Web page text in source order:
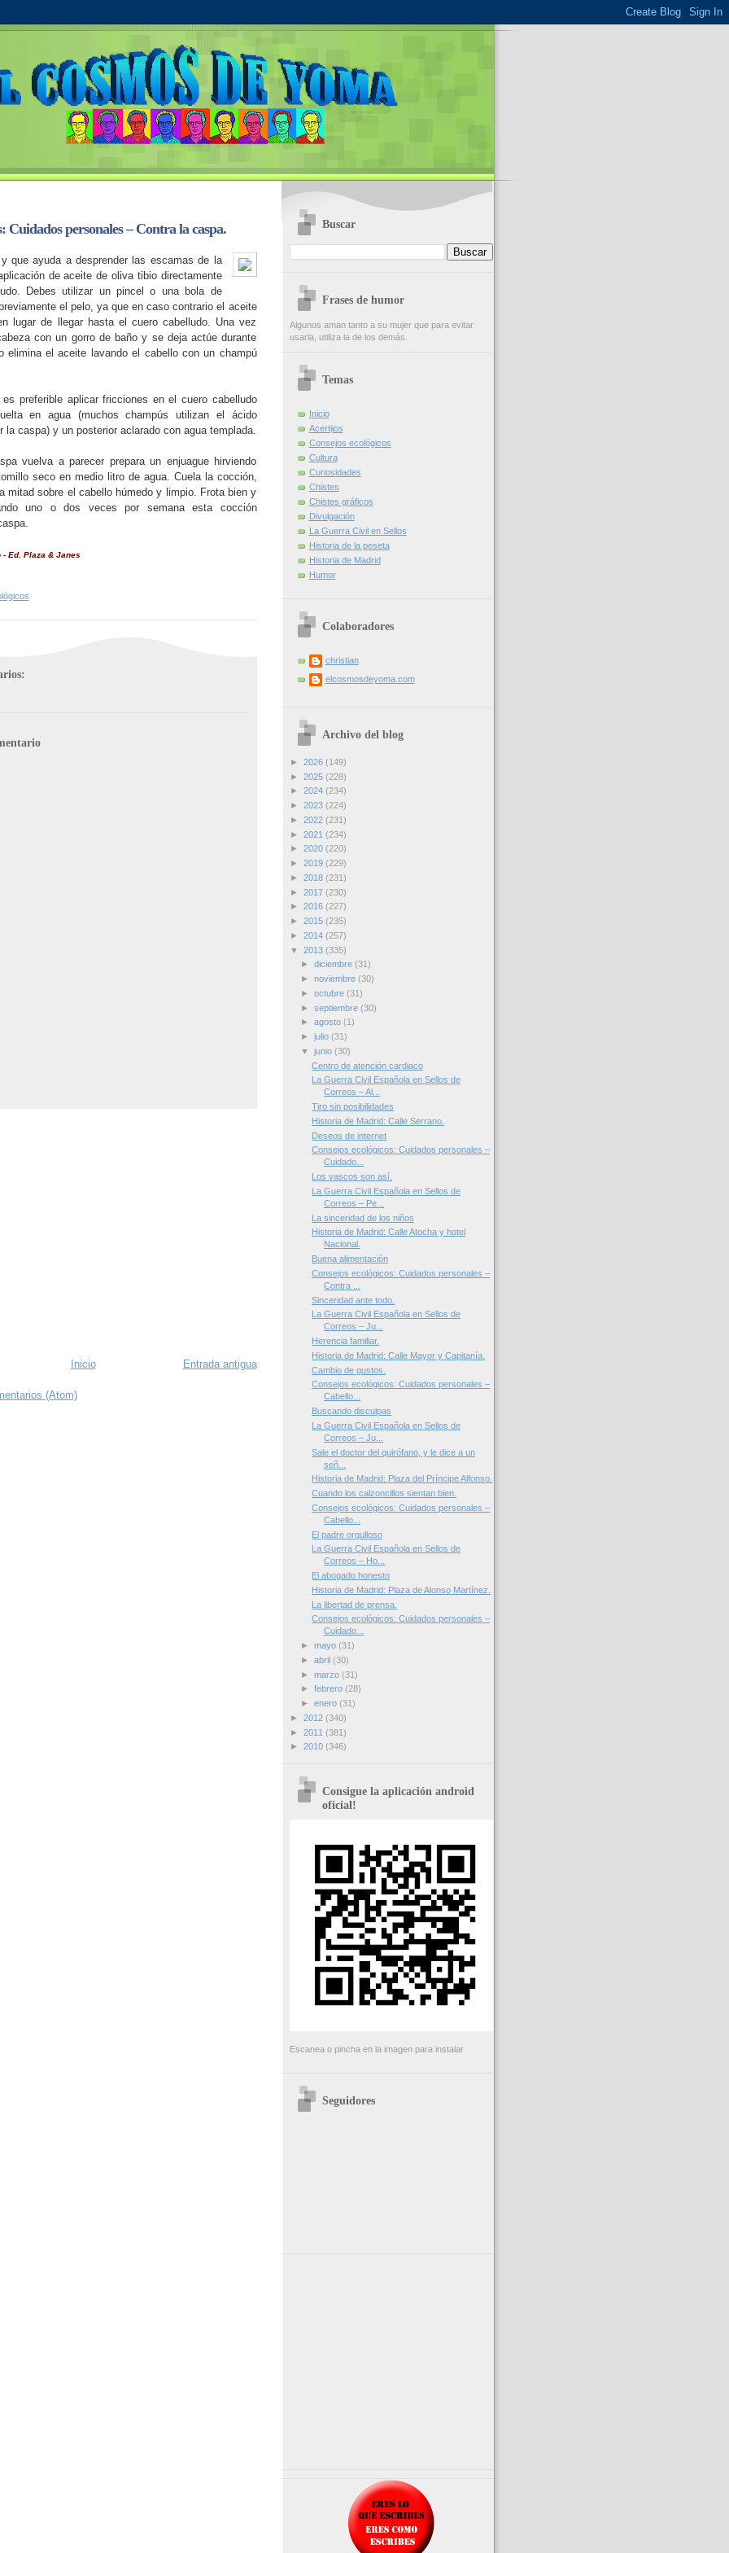
Cuidados personales – Contra la caspa.
que ayuda a desprender las escamas de la
de aceite de oliva tibio directamente
Debes utilizar un pincel o una bola de
el pelo, ya que en caso contrario el aceite
lugar de llegar hasta el cuero cabelludo. Una vez
con un gorro de baño y se deja actúe durante
elimina el aceite lavando el cabello con un champú
es preferible aplicar fricciones en el cuero cabelludo
en agua (muchos champús utilizan el ácido
caspa) y un posterior aclarado con agua templada.
vuelva a parecer prepara un enjuague hirviendo
seco en medio litro de agua. Cuela la cocción,
mitad sobre el cabello húmedo y limpio. Frota bien y
uno o dos veces por semana esta cocción
Ed. Plaza & Janes
Entrada antigua
Inicio
(Atom)
Buscar
Frases de humor
Algunos aman tanto a su mujer que para evitar
usarla, utiliza la de los demás.
Temas
Inicio
Acertijos
Consejos ecológicos
Cultura
Curiosidades
Chistes
Chistes gráficos
Divulgación
La Guerra Civil en Sellos
Historia de la peseta
Historia de Madrid
Humor
Colaboradores
christian
elcosmosdeyoma.com
Archivo del blog
► 2026 (149)
► 2025 (228)
► 2024 (234)
► 2023 (224)
► 2022 (231)
► 2021 (234)
► 2020 (220)
► 2019 (229)
► 2018 (231)
► 2017 (230)
► 2016 (227)
► 2015 (235)
► 2014 (257)
▼ 2013 (335)
► diciembre (31)
► noviembre (30)
► octubre (31)
► septiembre (30)
► agosto (1)
► julio (31)
▼ junio (30)
Centro de atención cardiaco
La Guerra Civil Española en Sellos de
Correos – Al...
Tiro sin posibilidades
Historia de Madrid: Calle Serrano.
Deseos de internet
Consejos ecológicos: Cuidados personales –
Cuidado...
Los vascos son así.
La Guerra Civil Española en Sellos de
Correos – Pe...
La sinceridad de los niños
Historia de Madrid: Calle Atocha y hotel
Nacional.
Buena alimentación
Consejos ecológicos: Cuidados personales –
Contra ...
Sinceridad ante todo.
La Guerra Civil Española en Sellos de
Correos – Ju...
Herencia familiar.
Historia de Madrid: Calle Mayor y Capitanía.
Cambio de gustos.
Consejos ecológicos: Cuidados personales –
Cabello...
Buscando disculpas
La Guerra Civil Española en Sellos de
Correos – Ju...
Sale el doctor del quirófano, y le dice a un
señ...
Historia de Madrid: Plaza del Príncipe Alfonso.
Cuando los calzoncillos sientan bien.
Consejos ecológicos: Cuidados personales –
Cabello...
El padre orgulloso
La Guerra Civil Española en Sellos de
Correos – Ho...
El abogado honesto
Historia de Madrid: Plaza de Alonso Martínez.
La libertad de prensa.
Consejos ecológicos: Cuidados personales –
Cuidado...
► mayo (31)
► abril (30)
► marzo (31)
► febrero (28)
► enero (31)
► 2012 (340)
► 2011 (381)
► 2010 (346)
Consigue la aplicación android
oficial!
Escanea o pincha en la imagen para instalar
Seguidores